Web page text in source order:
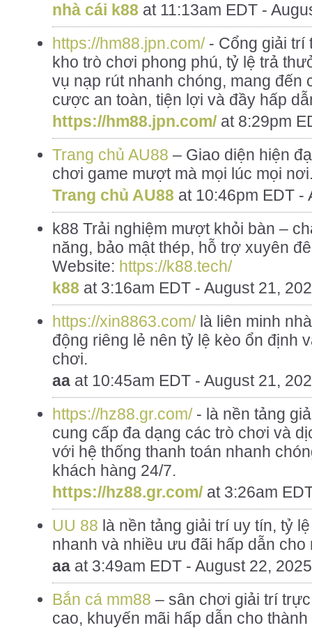
nhà cái k88 at 11:13am EDT -
https://hm88.jpn.com/- Cổng giải trí
kho trò chơi phong phú, tỷ lệ trả
vụ nạp rút nhanh chóng, mang đến
cược an toàn, tiện lợi và đầy hấp
https://hm88.jpn.com/ at 8:29pm
Trang chủ AU88 – Giao diện hiện
chơi game mượt mà mọi lúc mọi
Trang chủ AU88 at 10:46pm EDT -
k88 Trải nghiệm mượt khỏi bàn –
năng, bảo mật thép, hỗ trợ xuyên
Website: https://k88.tech/
k88 at 3:16am EDT - August 21,
https://xin8863.com/là liên minh
động riêng lẻ nên tỷ lệ kèo ổn định
chơi.
aa at 10:45am EDT - August 21,
https://hz88.gr.com/- là nền tảng
cung cấp đa dạng các trò chơi và
với hệ thống thanh toán nhanh
khách hàng 24/7.
https://hz88.gr.com/ at 3:26am
UU 88 là nền tảng giải trí uy tín, tỷ
nhanh và nhiều ưu đãi hấp dẫn
aa at 3:49am EDT - August 22, 2025
Bắn cá mm88 – sân chơi giải trí
cao, khuyến mãi hấp dẫn cho thành